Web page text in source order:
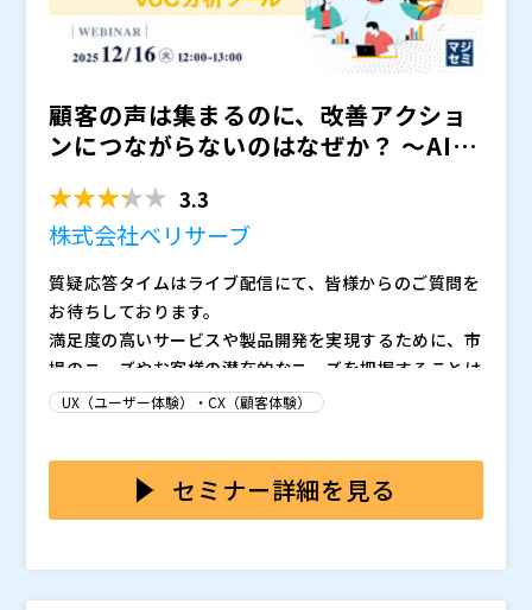
顧客の声は集まるのに、改善アクショ
ンにつながらないのはなぜか？ ～AIが
3.3
株式会社ベリサーブ
質疑応答タイムはライブ配信にて、皆様からのご質問を
お待ちしております。
満足度の高いサービスや製品開発を実現するために、市
場のニーズやお客様の潜在的なニーズを把握することは
重要です。そのニーズの把握において有効である「お客
とお考えの方や、実際に活用している方も多いのではな
いでしょうか。
での収集が難しい」、「網羅できない」といった課題を
抱え、実際に活用できている方が限られているのが現状
当に必要な情報」が埋もれてしまうこともあるでしょ
う。多くの企業が、表面的な分析にとどまり“顧客の本
本セミナーでは、
をご紹介します。 「TERUS」は、顧
なく、し、できるVoC分析ツールです。これにより、
従来のVoC分析作業のし、迅速かつ的確な改善提案へ
※質疑応答タイムはライブ配信にて行います。
UX（ユーザー体験）・CX（顧客体験）
セミナー詳細を見る